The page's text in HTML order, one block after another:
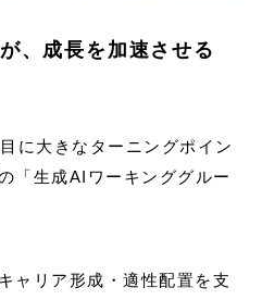
、成長を加速させる
に大きなターニングポイン
「生成AIワーキンググルー
ャリア形成・適性配置を支